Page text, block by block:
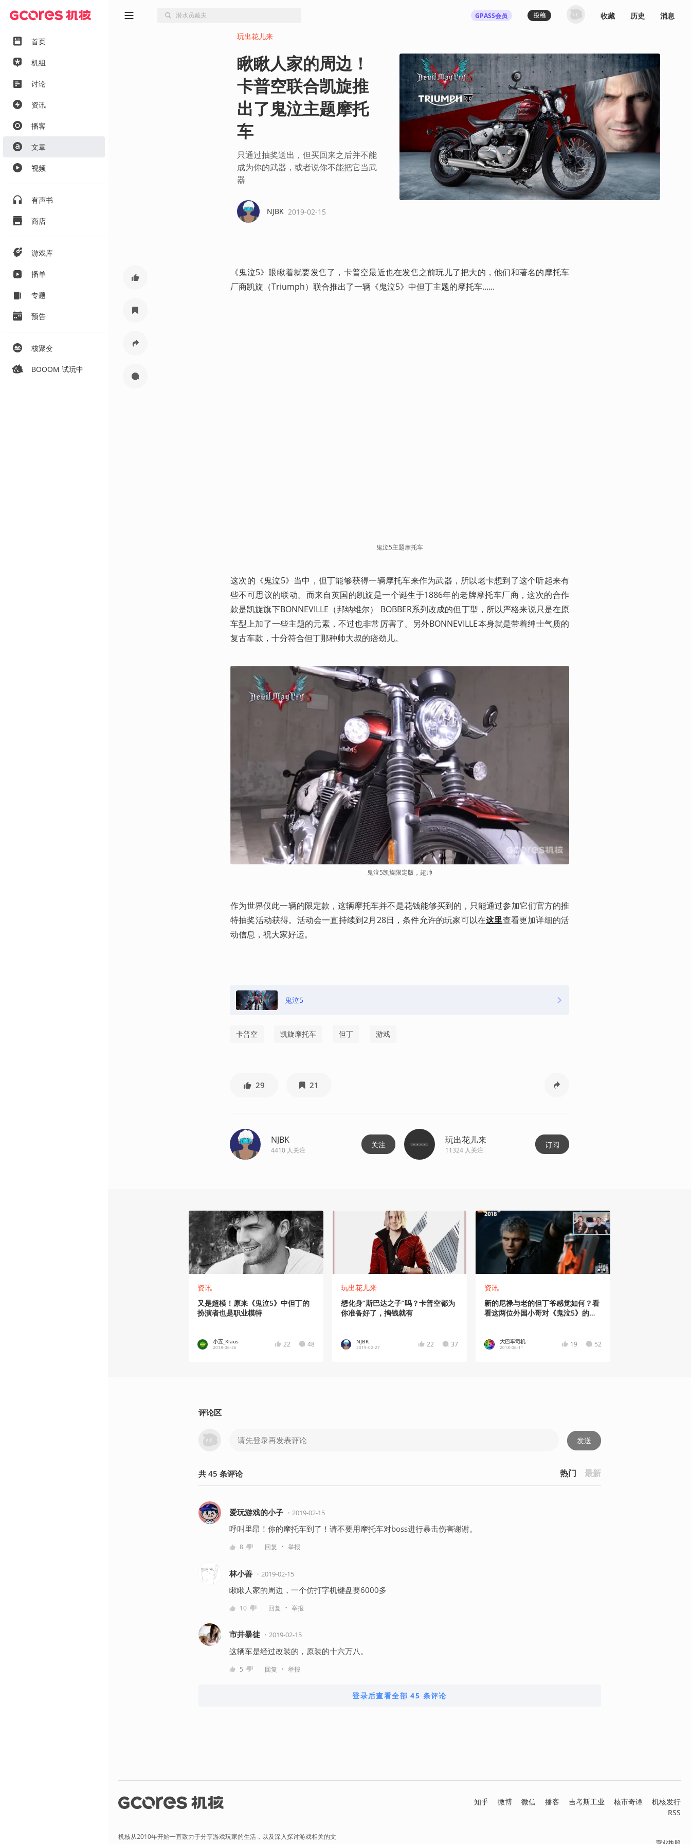
首页
机组
讨论
资讯
播客
文章
视频
有声书
商店
游戏库
播单
专题
预告
核聚变
BOOOM 试玩中
GPASS会员 收藏 历史 消息
玩出花儿来
瞅瞅人家的周边！
卡普空联合凯旋推
出了鬼泣主题摩托
车
只通过抽奖送出，但买回来之后并不能
成为你的武器，或者说你不能把它当武
器
NJBK 2019-02-15
《鬼泣5》眼瞅着就要发售了，卡普空最近也在发售之前玩儿了把大的，他们和著名的摩托车
厂商凯旋（Triumph）联合推出了一辆《鬼泣5》中但丁主题的摩托车......
鬼泣5主题摩托车
这次的《鬼泣5》当中，但丁能够获得一辆摩托车来作为武器，所以老卡想到了这个听起来有
些不可思议的联动。而来自英国的凯旋是一个诞生于1886年的老牌摩托车厂商，这次的合作
款是凯旋旗下BONNEVILLE（邦纳维尔） BOBBER系列改成的但丁型，所以严格来说只是在原
车型上加了一些主题的元素，不过也非常厉害了。另外BONNEVILLE本身就是带着绅士气质的
复古车款，十分符合但丁那种帅大叔的痞劲儿。
鬼泣5凯旋限定版，超帅
作为世界仅此一辆的限定款，这辆摩托车并不是花钱能够买到的，只能通过参加它们官方的推
特抽奖活动获得。活动会一直持续到2月28日，条件允许的玩家可以在这里查看更加详细的活
动信息，祝大家好运。
鬼泣5
卡普空 凯旋摩托车 但丁 游戏
29 21
NJBK
4410 人关注
关注 玩出花儿来
11324人关注
订阅
资讯
又是超模！原来《鬼泣5》中但丁的
扮演者也是职业模特
小五_Klaus
2018-06-26 22 48
玩出花儿来
想化身“斯巴达之子”吗？卡普空都为
你准备好了，掏钱就有
NJBK
2019-02-27 22 37
资讯
新的尼禄与老的但丁爷感觉如何？看
看这两位外国小哥对《鬼泣5》的夸
大巴车司机
2018-06-11 19 52
评论区
发送
共 45 条评论 热门 最新
爱玩游戏的小子 ・ 2019-02-15
呼叫里昂！你的摩托车到了！请不要用摩托车对boss进行暴击伤害谢谢。
8 回复 ・ 举报
林小善 ・ 2019-02-15
瞅瞅人家的周边，一个仿打字机键盘要6000多
10 回复 ・ 举报
市井暴徒 ・ 2019-02-15
这辆车是经过改装的，原装的十六万八。
5 回复 ・ 举报
登录后查看全部 45 条评论
机核从2010年开始一直致力于分享游戏玩家的生活，以及深入探讨游戏相关的文
知乎 微博 微信 播客 吉考斯工业 核市奇谭
机核发行
RSS